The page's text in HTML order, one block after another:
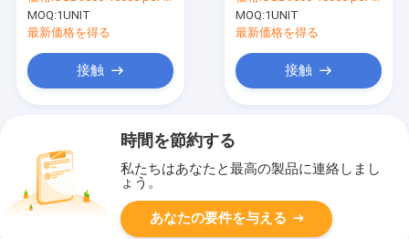
MOQ:1UNIT
最新価格を得る
接触
MOQ:1UNIT
最新価格を得る
接触
時間を節約する
私たちはあなたと最高の製品に連絡しまし
ょう。
あなたの要件を与える